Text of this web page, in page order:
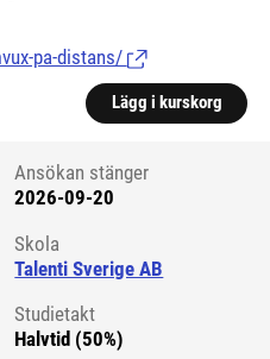
pa-distans/ (Länk till extern
Lägg i kurskorg
Ansökan stänger
2026-09-20
Skola
Talenti Sverige AB
Studietakt
Halvtid (50%)